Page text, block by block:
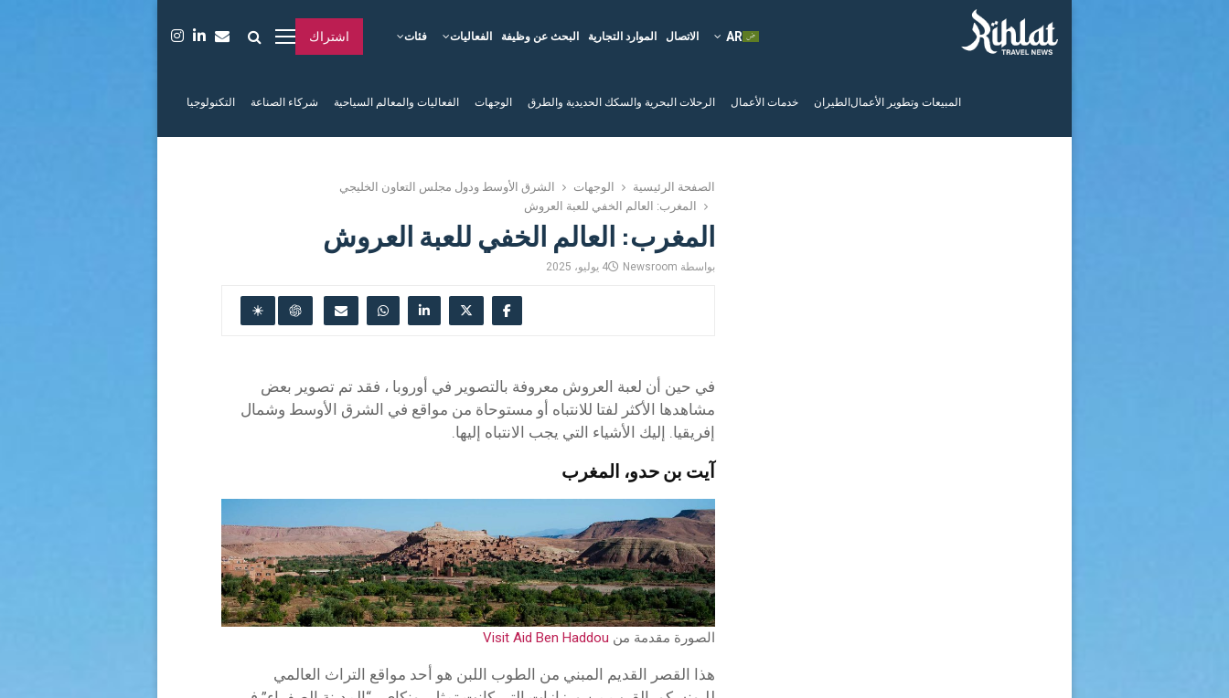
فئات الفعاليات البحث عن وظيفة الموارد التجارية الاتصال اشتراك
المبيعات وتطوير الأعمال الطيران خدمات الأعمال الرحلات البحرية والسكك الحديدية والطرق الوجهات الفعاليات والمعالم السياحية شركاء الصناعة التكنولوجيا
الصفحة الرئيسية الوجهات
الشرق الأوسط ودول مجلس التعاون الخليجي
المغرب: العالم الخفي للعبة العروش
المغرب: العالم الخفي للعبة العروش
بواسطة Newsroom 4 يوليو، 2025
في حين أن لعبة العروش معروفة بالتصوير في أوروبا ، فقد تم تصوير بعض
مشاهدها الأكثر لفتا للانتباه أو مستوحاة من مواقع في الشرق الأوسط وشمال
إفريقيا. إليك الأشياء التي يجب الانتباه إليها.
آيت بن حدو، المغرب
الصورة مقدمة من Visit Aid Ben Haddou
هذا القصر القديم المبني من الطوب اللبن هو أحد مواقع التراث العالمي